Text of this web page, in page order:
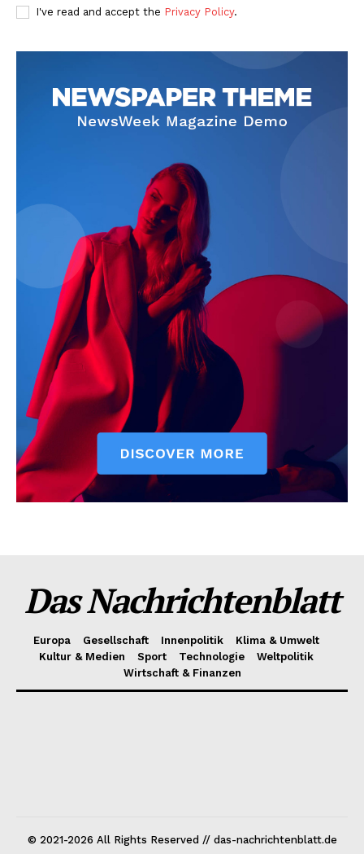
I've read and accept the Privacy Policy.
Das Nachrichtenblatt
Europa Gesellschaft Innenpolitik
Klima & Umwelt
Kultur & Medien
Sport Technologie
Weltpolitik
Wirtschaft & Finanzen
© 2021-2026 All Rights Reserved // das-nachrichtenblatt.de